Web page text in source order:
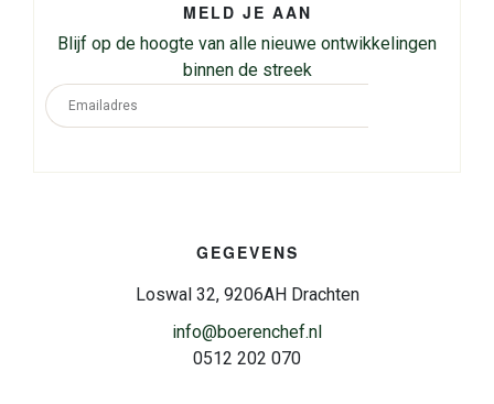
MELD JE AAN
Blijf op de hoogte van alle nieuwe ontwikkelingen
binnen de streek
GEGEVENS
Loswal 32, 9206AH Drachten
info@boerenchef.nl
0512 202 070